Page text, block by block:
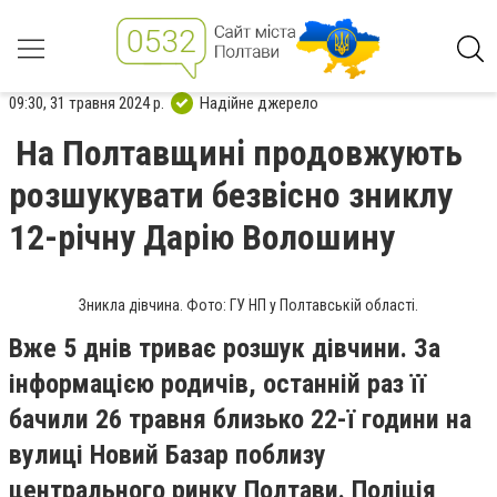
09:30, 31 травня 2024 р. Надійне джерело
На Полтавщині продовжують
розшукувати безвісно зниклу
12-річну Дарію Волошину
Зникла дівчина. Фото: ГУ НП у Полтавській області.
Вже 5 днів триває розшук дівчини. За
інформацією родичів, останній раз її
бачили 26 травня близько 22-ї години на
вулиці Новий Базар поблизу
центрального ринку Полтави. Поліція